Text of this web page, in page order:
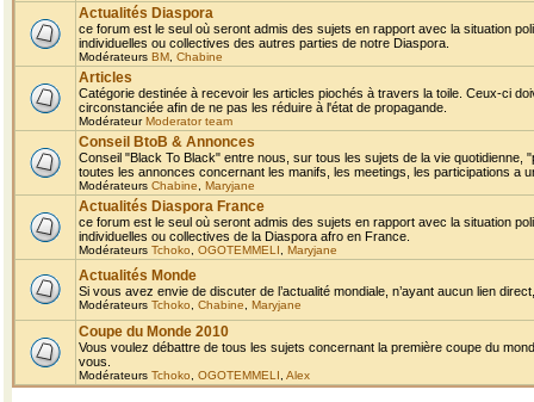
Actualités Diaspora
ce forum est le seul où seront admis des sujets en rapport avec la situation
individuelles ou collectives des autres parties de notre Diaspora.
Modérateurs BM Chabine
Articles
Catégorie destinée à recevoir les articles piochés à travers la toile. Ceux-ci
circonstanciée afin de ne pas les réduire à l'état de propagande.
ModérateurModerator team
Conseil BtoB & Annonces
Conseil "Black To Black" entre nous, sur tous les sujets de la vie
toutes les annonces concernant les manifs, les meetings, les participations a
Modérateurs Chabine Maryjane
Actualités Diaspora France
ce forum est le seul où seront admis des sujets en rapport avec la situation
individuelles ou collectives de la Diaspora afro en France.
Modérateurs Tchoko OGOTEMMELI Maryjane
Actualités Monde
Si vous avez envie de discuter de l’actualité mondiale, n’ayant aucun lien
Modérateurs Tchoko Chabine Maryjane
Coupe du Monde 2010
Vous voulez débattre de tous les sujets concernant la première coupe du
vous.
Modérateurs Tchoko OGOTEMMELI Alex